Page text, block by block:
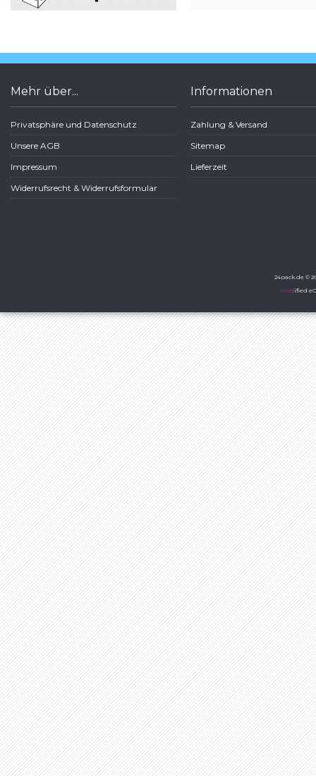
Mehr über...
Privatsphäre und Datenschutz
Unsere AGB
Impressum
Widerrufsrecht & Widerrufsformular
Informationen
Zahlung & Versand
Sitemap
Lieferzeit
24pack.de ©
modified